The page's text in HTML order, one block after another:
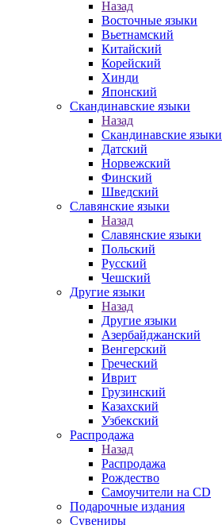
Назад
Восточные языки
Вьетнамский
Китайский
Корейский
Хинди
Японский
Скандинавские языки
Назад
Скандинавские языки
Датский
Норвежский
Финский
Шведский
Славянские языки
Назад
Славянские языки
Польский
Русский
Чешский
Другие языки
Назад
Другие языки
Азербайджанский
Венгерский
Греческий
Иврит
Грузинский
Казахский
Узбекский
Распродажа
Назад
Распродажа
Рождество
Самоучители на CD
Подарочные издания
Сувениры